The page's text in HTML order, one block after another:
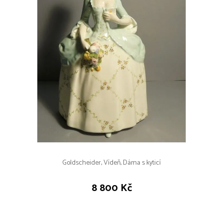
Goldscheider, Vídeň, Dáma s kyticí
8 800 Kč